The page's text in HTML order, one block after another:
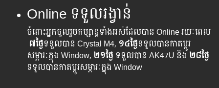
Online ទទួល​រង្វាន់
ចំពោះ​អ្នក​ចូល​រួម​កម្សាន្ត​ទាំងអស់​ដែល​បាន​ Online រយៈពេល​
៧ថ្ងៃទទួលបាន Crystal M4, ១៤ថ្ងៃទទួលបានកាតប្តូរ
សម្ភារៈក្នុង Window,២១ថ្ងៃ ទទួលបាន AK47U និង២៨ថ្ងៃ
ទទួលបានកាតប្តូរសម្ភារៈក្នុង Window